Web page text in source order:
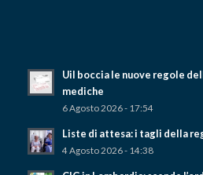
Uil boccia le nuove regole
mediche
6 Agosto 2026 - 17:54
Liste di attesa: i tagli della
4 Agosto 2026 - 14:38